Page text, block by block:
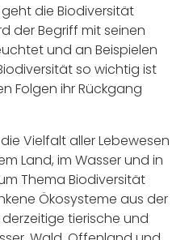
die Biodiversität
der Begriff mit seinen
und an Beispielen
so wichtig ist
Folgen ihr Rückgang
Vielfalt aller Lebewesen
Land, im Wasser und in
Thema Biodiversität
Ökosysteme aus der
tierische und